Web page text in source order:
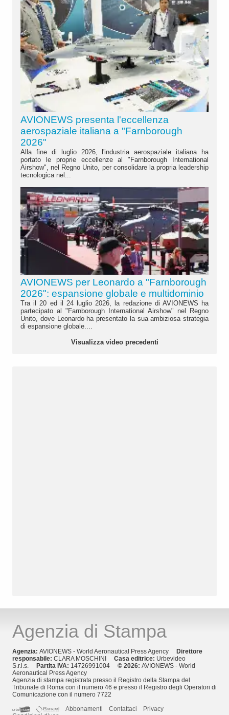
AVIONEWS presenta l'eccellenza
aerospaziale italiana a "Farnborough
2026"
Alla fine di luglio 2026, l'industria aerospaziale italiana ha
portato le proprie eccellenze al "Farnborough International
Airshow", nel Regno Unito, per consolidare la propria leadership
tecnologica nel...
AVIONEWS per Leonardo a "Farnborough
2026": espansione globale e multidominio
Tra il 20 ed il 24 luglio 2026, la redazione di AVIONEWS ha
partecipato al "Farnborough International Airshow" nel Regno
Unito, dove Leonardo ha presentato la sua ambiziosa strategia
di espansione globale....
Visualizza video precedenti
Agenzia di Stampa
Agenzia: AVIONEWS - World Aeronautical Press Agency Direttore
responsabile: CLARA MOSCHINI Casa editrice: Urbevideo
S.r.l.s. Partita IVA: 14726991004 © 2026: AVIONEWS - World
Aeronautical Press Agency
Agenzia di stampa registrata presso il Registro della Stampa del
Tribunale di Roma con il numero 46 e presso il Registro degli Operatori di
Comunicazione con il numero 7722
Abbonamenti
Contattaci
Privacy